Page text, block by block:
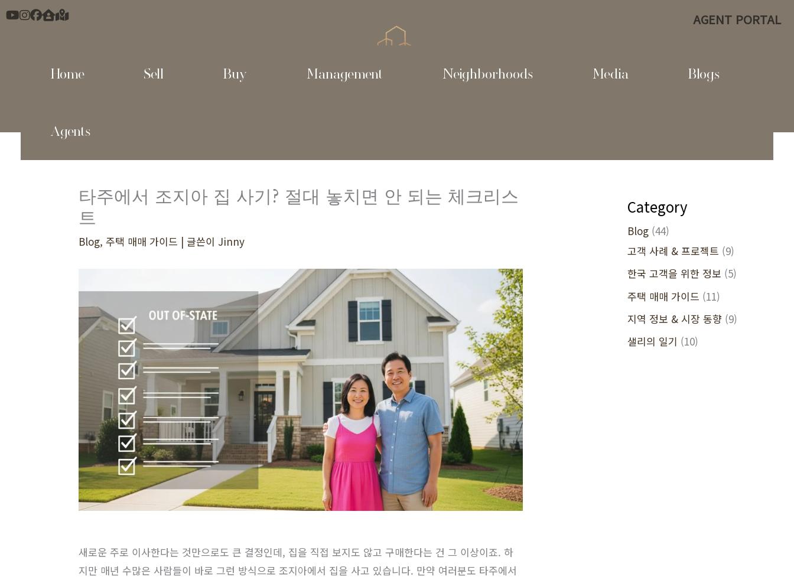
콘
기
Home Sell Buy Management Neighborhoods Media Blogs
Agents
타주에서 조지아 집 사기? 절대 놓치면 안 되는 체크리스
트
Blog,주택 매매 가이드 | 글쓴이 Jinny
새로운 주로 이사한다는 것만으로도 큰 결정인데, 집을 직접 보지도 않고 구매한다는 건 그 이상이죠. 하
지만 매년 수많은 사람들이 바로 그런 방식으로 조지아에서 집을 사고 있습니다. 만약 여러분도 타주에서
Category
Blog (44)
고객 사례 & 프로젝트 (9)
한국 고객을 위한 정보 (5)
주택 매매 가이드 (11)
지역 정보 & 시장 동향 (9)
샐리의 일기 (10)
AGENT PORTAL